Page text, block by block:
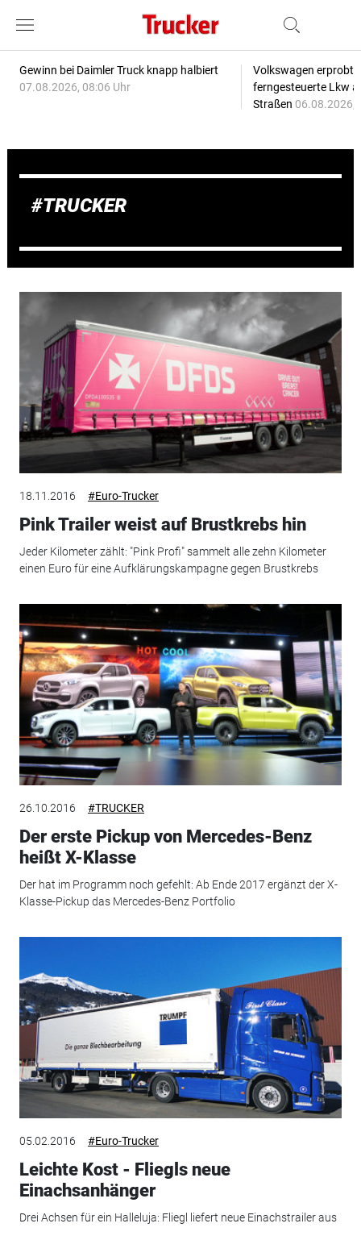
Gewinn bei Daimler Truck knapp halbiert
07.08.2026, 08:06 Uhr
Volkswagen erprobt
ferngesteuerte Lkw
Straßen 06.08.2026,
TRUCKER
18.11.2016 #Euro-Trucker
Pink Trailer weist auf Brustkrebs hin
Jeder Kilometer zählt: "Pink Profi" sammelt alle zehn Kilometer
einen Euro für eine Aufklärungskampagne gegen Brustkrebs
26.10.2016 #TRUCKER
Der erste Pickup von Mercedes-Benz
heißt X-Klasse
Der hat im Programm noch gefehlt: Ab Ende 2017 ergänzt der X-
Klasse-Pickup das Mercedes-Benz Portfolio
05.02.2016 #Euro-Trucker
Leichte Kost - Fliegls neue
Einachsanhänger
Drei Achsen für ein Halleluja: Fliegl liefert neue Einachstrailer aus